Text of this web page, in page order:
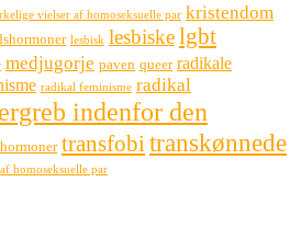
vielser af homoseksuelle par kristendom
lesbisk lesbiskelgbt
medjugorje paven queer radikale
radikal feminisme radikal
indenfor den
transfobi transkønnede
homoseksuelle par